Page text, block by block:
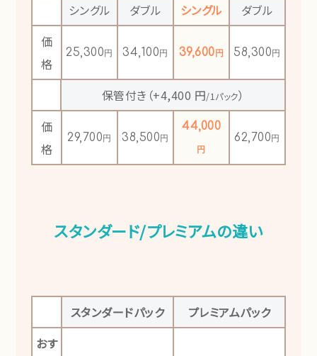
シングル
ダブル シングル
ダブル
価
格
25,300 34,100 39,600 58,300
保管付き（+4,400 円/1パック）
価
格
29,700 38,500
44,000
62,700
スタンダード/プレミアムの違い
スタンダードパック
プレミアムパック
おす